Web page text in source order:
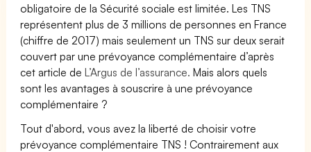
obligatoire de la Sécurité sociale est limitée. Les TNS
représentent plus de 3 millions de personnes en France
(chiffre de 2017) mais seulement un TNS sur deux serait
couvert par une prévoyance complémentaire d’après
cet article deL’Argus de l’assurance. Mais alors quels
sont les avantages à souscrire à une prévoyance
complémentaire ?
Tout d'abord, vous avez la liberté de choisir votre
prévoyance complémentaire TNS ! Contrairement aux